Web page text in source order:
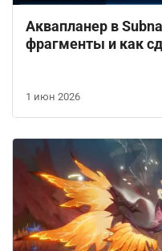
Аквапланер в
фрагменты и как
1 июн 2026